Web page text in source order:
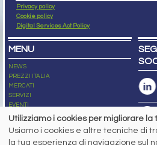
Privacy policy
Cookie policy
Digital Services Act Policy
MENU
NEWS
PREZZI ITALIA
MERCATI
SERVIZI
EVENTI
ABBONAMENTI
NEWSLETTER
Utilizziamo i cookies per migliorare la
Usiamo i cookies e altre tecniche di
la tua esperienza di navigazione sul